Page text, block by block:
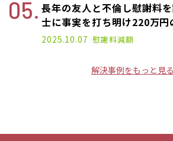
長年の友人と不倫し慰謝料
士に事実を打ち明け220万円
2025.10.07 慰謝料減額
解決事例をもっと見る